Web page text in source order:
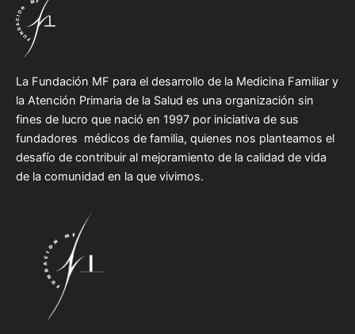
La Fundación MF para el desarrollo de la Medicina Familiar y
la Atención Primaria de la Salud es una organización sin
fines de lucro que nació en 1997 por iniciativa de sus
fundadores médicos de familia, quienes nos planteamos el
desafío de contribuir al mejoramiento de la calidad de vida
de la comunidad en la que vivimos.